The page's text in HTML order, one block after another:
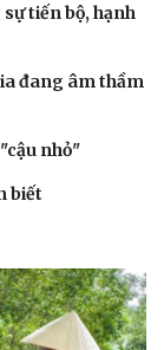
tiến bộ, hạnh
đang âm thầm
nhỏ"
biết